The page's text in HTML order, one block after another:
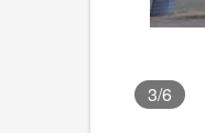
3/6